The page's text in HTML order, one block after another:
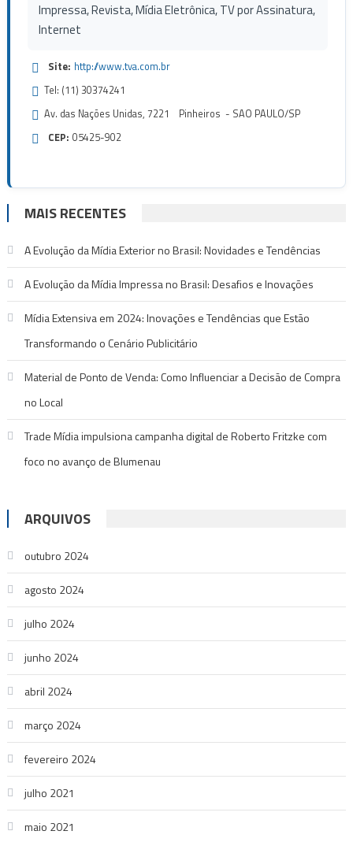
Impressa, Revista, Mídia Eletrônica, TV por Assinatura,
Internet
Site: http://www.tva.com.br
Tel: (11) 30374241
Av. das Nações Unidas, 7221 Pinheiros - SAO PAULO/SP
CEP: 05425-902
MAIS RECENTES
A Evolução da Mídia Exterior no Brasil: Novidades e Tendências
A Evolução da Mídia Impressa no Brasil: Desafios e Inovações
Mídia Extensiva em 2024: Inovações e Tendências que Estão
Transformando o Cenário Publicitário
Material de Ponto de Venda: Como Influenciar a Decisão de Compra
no Local
Trade Mídia impulsiona campanha digital de Roberto Fritzke com
foco no avanço de Blumenau
ARQUIVOS
outubro 2024
agosto 2024
julho 2024
junho 2024
abril 2024
março 2024
fevereiro 2024
julho 2021
maio 2021